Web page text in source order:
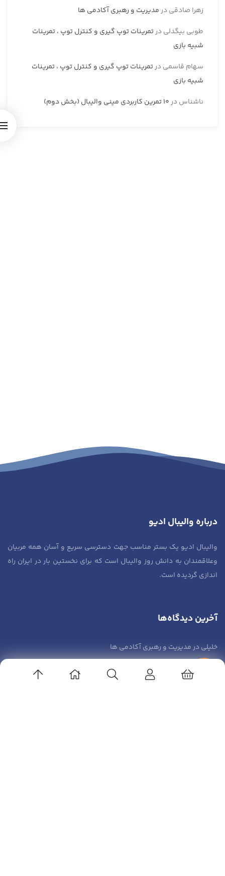
زهرا صادقیدرمدیریت و رهبری آکادمی ها
طوبی بیگدلیدرتمرینات توپ گیری و کنترل توپ ، تمرینات
شبیه بازی
سهام قاسمیدرتمرینات توپ گیری و کنترل توپ ، تمرینات
شبیه بازی
ناشناسدر10 تمرین کاربردی مینی والیبال (بخش دوم)
درباره والیبال ادیو
والیبال ادیو یک بستر مناسب جهت دسترسی سریع و آسان همه مربیان
وعلاقمندان به دانش روز والیبال است که برای نخستین بار در ایران راه
اندازی گردیده است.
آخرین دیدگاه‌ها
خلیلیدرمدیریت و رهبری آکادمی ها
زهرا صادقی
مدیریت و رهبری آکادمی ها